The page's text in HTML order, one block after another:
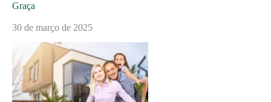
Graça
30 de março de 2025